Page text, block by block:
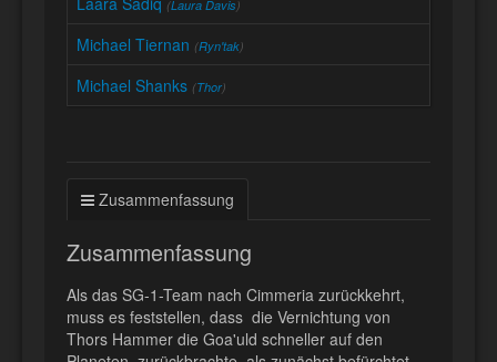
(Laura Davis)
Michael Tiernan (Ryn'tak)
Michael Shanks (Thor)
Zusammenfassung
Zusammenfassung
Als das SG-1-Team nach Cimmeria zurückkehrt,
muss es feststellen, dass die Vernichtung von
Thors Hammer die Goa'uld schneller auf den